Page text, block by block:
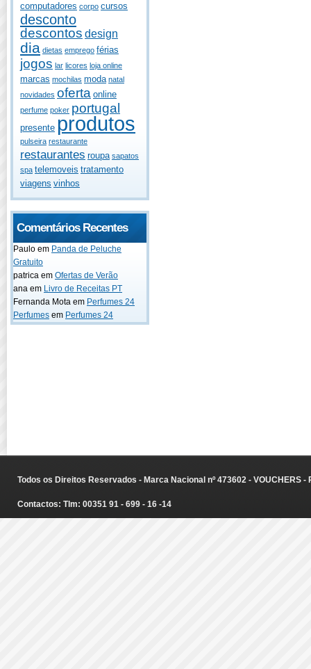
computadores corpo cursos
desconto
descontos design
dia dietas emprego férias
jogos lar licores loja online
marcas mochilas moda natal
novidades oferta online
perfume poker portugal
presente produtos
pulseira restaurante
restaurantes roupa sapatos
spa telemoveis tratamento
viagens vinhos
Comentários Recentes
Paulo em Panda de Peluche
Gratuito
patrica em Ofertas de Verão
ana em Livro de Receitas PT
Fernanda Mota em Perfumes 24
Perfumes em Perfumes 24
Todos os Direitos Reservados - Marca Nacional nº 473602 - VOUCHERS
Contactos: Tlm: 00351 91 - 699 - 16 -14